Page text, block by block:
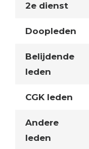
2e dienst
Doopleden
Belijdende
leden
CGK leden
Andere
leden